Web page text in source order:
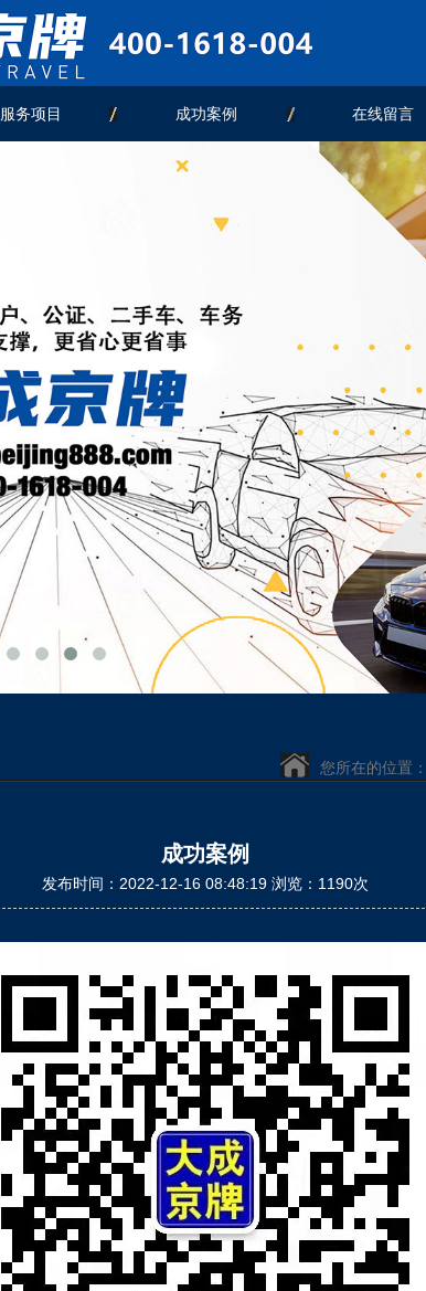
服务项目 成功案例 在线留言
您所在的位置：
成功案例
发布时间：2022-12-16 08:48:19 浏览：1190次